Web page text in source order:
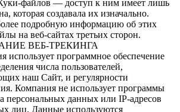
файлов — доступ к ним имеет лишь
которая создавала их изначально.
подробную информацию об этих
на веб-сайтах третьих сторон.
ВЕБ-ТРЕКИНГА
использует программное обеспечение
числа пользователей,
наш Сайт, и регулярности
Компания не использует программы
персональных данных или IP-адресов
лиц. Данные используются